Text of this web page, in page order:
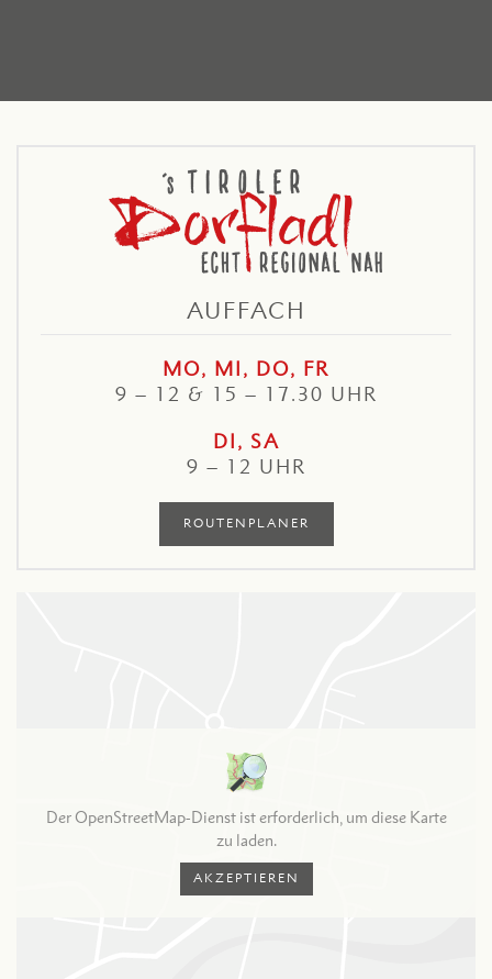
AUFFACH
MO, MI, DO, FR
9 – 12 & 15 – 17.30 UHR
DI, SA
9 – 12 UHR
ROUTENPLANER
Der OpenStreetMap-Dienst ist erforderlich, um diese Karte
zu laden.
AKZEPTIEREN